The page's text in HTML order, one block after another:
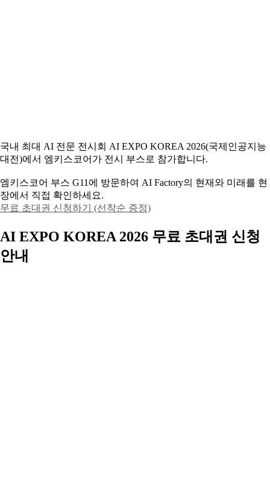
국내 최대 AI 전문 전시회 AI EXPO KOREA 2026(국제인공지능
대전)에서 엠키스코어가 전시 부스로 참가합니다.
엠키스코어 부스 G11에 방문하여 AI Factory의 현재와 미래를 현
장에서 직접 확인하세요.
무료 초대권 신청하기 (선착순 증정)
AI EXPO KOREA 2026 무료 초대권 신청
안내